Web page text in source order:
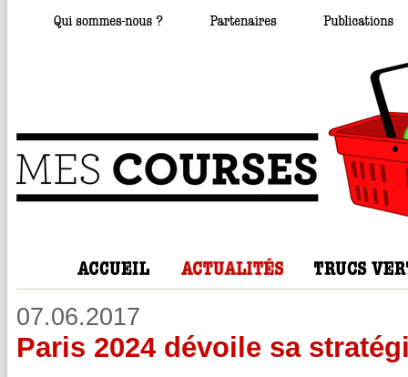
07.06.2017
Paris 2024 dévoile sa